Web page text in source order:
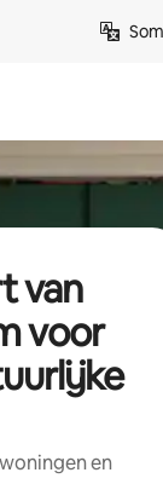
van
voor
en